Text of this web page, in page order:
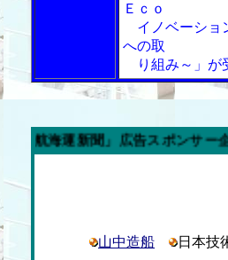
Ｅｃｏ
イノベーショ
への取
り組み～」が
」広告スポンサー企業
山中造船 日本